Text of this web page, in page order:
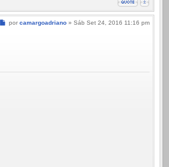
Mensagem
por camargoadriano » Sáb Set 24, 2016 11:16 pm